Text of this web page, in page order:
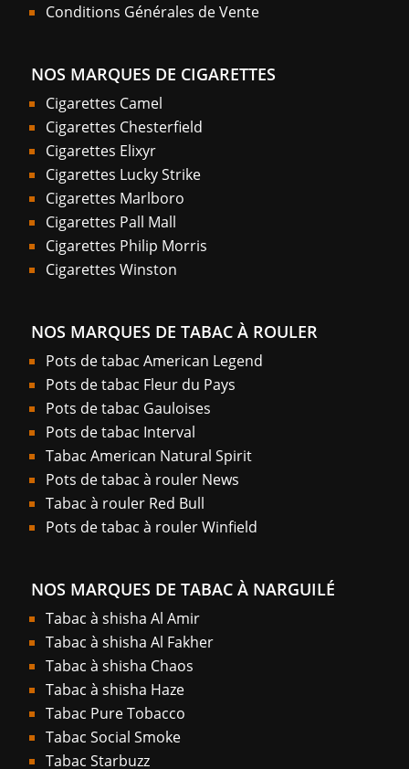
Conditions Générales de Vente
NOS MARQUES DE CIGARETTES
Cigarettes Camel
Cigarettes Chesterfield
Cigarettes Elixyr
Cigarettes Lucky Strike
Cigarettes Marlboro
Cigarettes Pall Mall
Cigarettes Philip Morris
Cigarettes Winston
NOS MARQUES DE TABAC À ROULER
Pots de tabac American Legend
Pots de tabac Fleur du Pays
Pots de tabac Gauloises
Pots de tabac Interval
Tabac American Natural Spirit
Pots de tabac à rouler News
Tabac à rouler Red Bull
Pots de tabac à rouler Winfield
NOS MARQUES DE TABAC À NARGUILÉ
Tabac à shisha Al Amir
Tabac à shisha Al Fakher
Tabac à shisha Chaos
Tabac à shisha Haze
Tabac Pure Tobacco
Tabac Social Smoke
Tabac Starbuzz